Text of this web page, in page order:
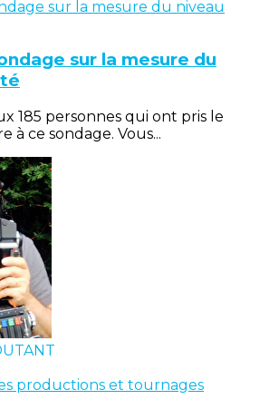
sur la mesure du
185 personnes qui ont pris le
à ce sondage. Vous...